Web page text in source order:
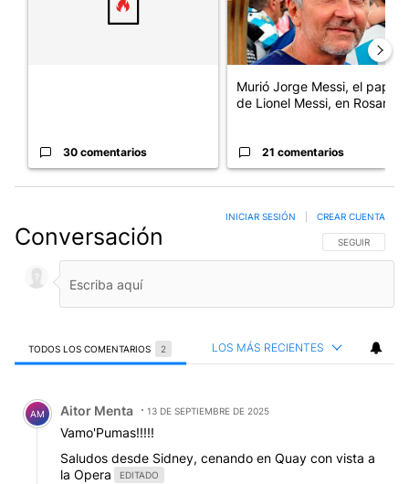
30 comentarios
Murió Jorge Messi, el papá
de Lionel Messi, en Rosario
21 comentarios
Conversación SIGA ESTA
SEGUIR
INICIAR SESIÓN CREAR CUENTA
TODOS LOS COMENTARIOS 2 LOS MÁS RECIENTES
Comentario de Aitor Menta.
AM Aitor Menta 13 DE SEPTIEMBRE DE 2025
Vamo'Pumas!!!!!
Saludos desde Sidney, cenando en Quay con vista a
la Opera
EDITADO